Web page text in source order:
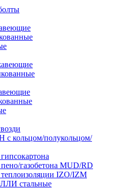
с кольцом/полукольцом/
газобетона MUD/RD
IZO/IZM
стальные